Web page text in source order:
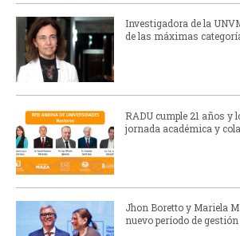
Investigadora de la
de las máximas
RADU cumple 21 años y
jornada académica y
Jhon Boretto y Mariela
nuevo período de gestión